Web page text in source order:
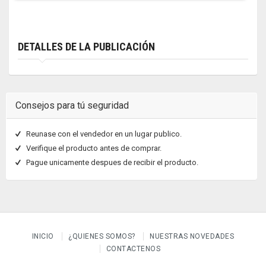
DETALLES DE LA PUBLICACIÓN
Consejos para tú seguridad
Reunase con el vendedor en un lugar publico.
Verifique el producto antes de comprar.
Pague unicamente despues de recibir el producto.
INICIO ¿QUIENES SOMOS?
NUESTRAS NOVEDADES
CONTACTENOS